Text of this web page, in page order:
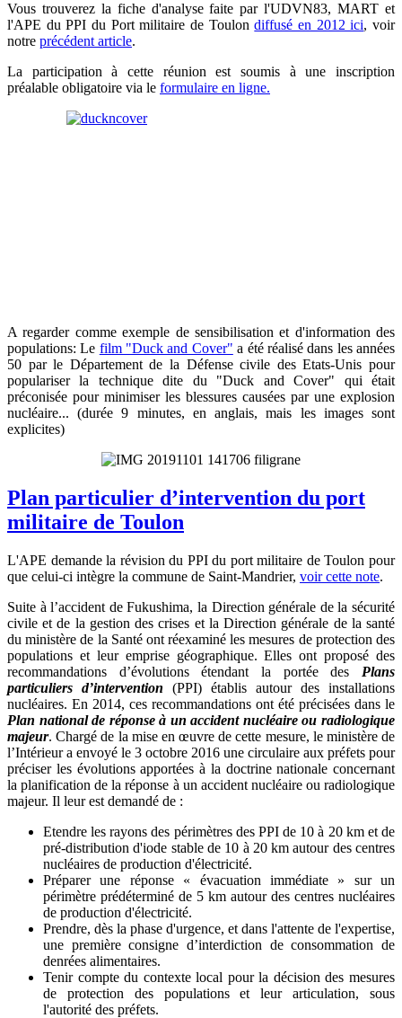
Vous trouverez la fiche d'analyse faite par l'UDVN83, MART et
l'APE du PPI du Port militaire de Toulondiffusé en 2012 ici, voir
notre précédent article.
La participation à cette réunion est soumis à une inscription
préalable obligatoire via le formulaire en ligne.
A regarder comme exemple de sensibilisation et d'information des
populations: Le film "Duck and Cover" a été réalisé dans les années
50 par le Département de la Défense civile des Etats-Unis pour
populariser la technique dite du "Duck and Cover" qui était
préconisée pour minimiser les blessures causées par une explosion
nucléaire... (durée 9 minutes, en anglais, mais les images sont
explicites)
Plan particulier d’intervention du port
militaire de Toulon
L'APE demande la révision du PPI du port militaire de Toulon pour
que celui-ci intègre la commune de Saint-Mandrier, voir cette note.
Suite à l’accident de Fukushima, la Direction générale de la sécurité
civile et de la gestion des crises et la Direction générale de la santé
du ministère de la Santé ont réexaminé les mesures de protection des
populations et leur emprise géographique. Elles ont proposé des
recommandations d’évolutions étendant la portée des Plans
particuliers d’intervention (PPI) établis autour des installations
nucléaires. En 2014, ces recommandations ont été précisées dans le
Plan national de réponse à un accident nucléaire ou radiologique
majeur. Chargé de la mise en œuvre de cette mesure, le ministère de
l’Intérieur a envoyé le 3 octobre 2016 une circulaire aux préfets pour
préciser les évolutions apportées à la doctrine nationale concernant
la planification de la réponse à un accident nucléaire ou radiologique
majeur. Il leur est demandé de :
Etendre les rayons des périmètres des PPI de 10 à 20 km et de
pré-distribution d'iode stable de 10 à 20 km autour des centres
nucléaires de production d'électricité.
Préparer une réponse « évacuation immédiate » sur un
périmètre prédéterminé de 5 km autour des centres nucléaires
de production d'électricité.
Prendre, dès la phase d'urgence, et dans l'attente de l'expertise,
une première consigne d’interdiction de consommation de
denrées alimentaires.
Tenir compte du contexte local pour la décision des mesures
de protection des populations et leur articulation, sous
l'autorité des préfets.